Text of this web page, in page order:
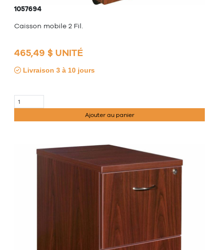
1057694
Caisson mobile 2 Fil.
465,49 $ UNITÉ
Livraison 3 à 10 jours
Ajouter au panier